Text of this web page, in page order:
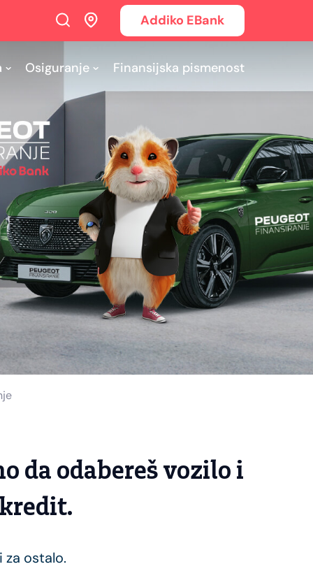
Addiko EBank
Osiguranje Finansijska pismenost
da odabereš vozilo i
ostalo.